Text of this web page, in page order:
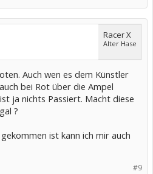
Racer X
Alter Hase
Auch wen es dem Künstler
bei Rot über die Ampel
ja nichts Passiert. Macht diese
?
ist kann ich mir auch
#9